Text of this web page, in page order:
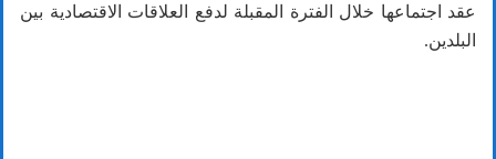
عقد اجتماعها خلال الفترة المقبلة لدفع العلاقات الاقتصادية بين
البلدين.